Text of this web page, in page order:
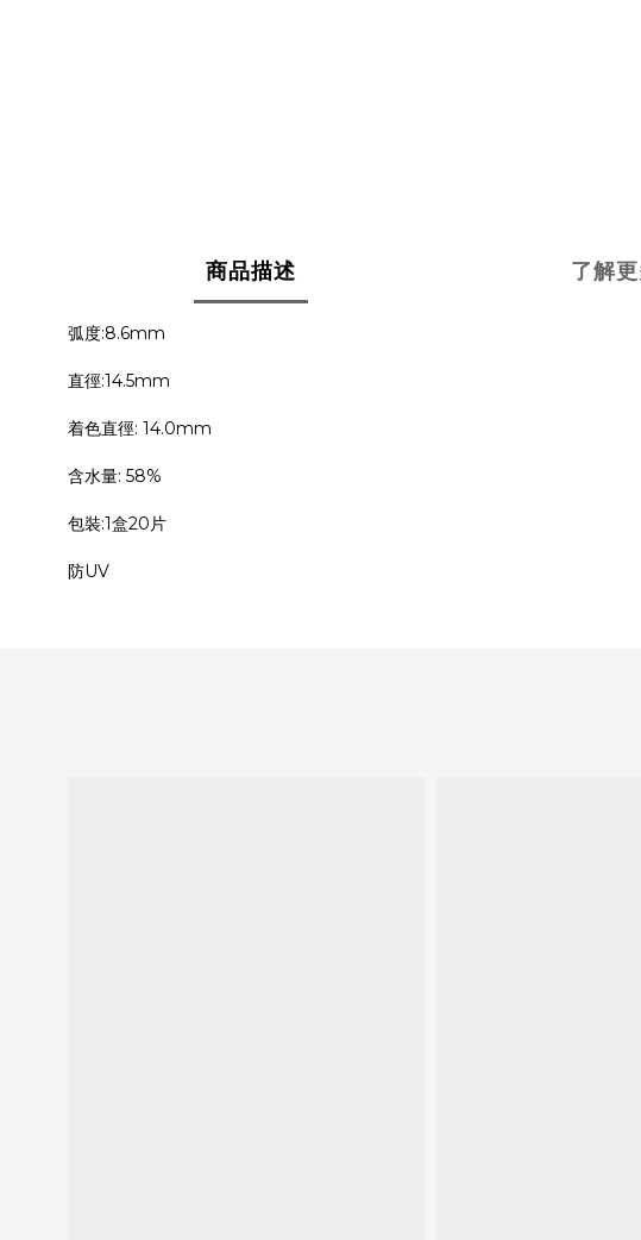
商品描述 了解
弧度:8.6mm
直徑:14.5mm
着色直徑: 14.0mm
含水量: 58%
包裝:1盒20片
防UV